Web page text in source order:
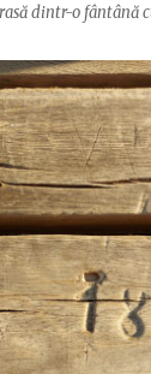
dintr-o fântână